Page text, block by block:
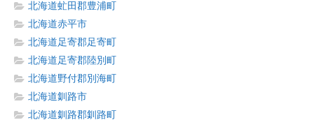
北海道虻田郡豊浦町
北海道赤平市
北海道足寄郡足寄町
北海道足寄郡陸別町
北海道野付郡別海町
北海道釧路市
北海道釧路郡釧路町